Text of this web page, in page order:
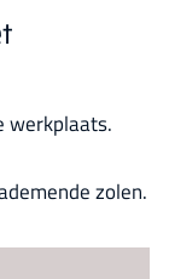
werkplaats.
zolen.